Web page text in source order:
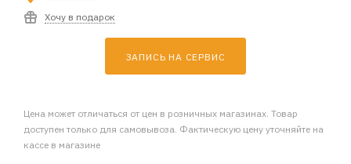
Хочу в подарок
ЗАПИСЬ НА СЕРВИС
Цена может отличаться от цен в розничных магазинах. Товар
доступен только для самовывоза. Фактическую цену уточняйте на
кассе в магазине